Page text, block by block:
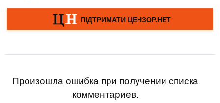
Произошла ошибка при получении списка
комментариев.